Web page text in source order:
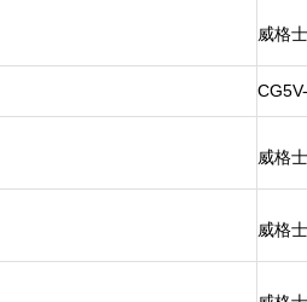
威格
威格
威格士